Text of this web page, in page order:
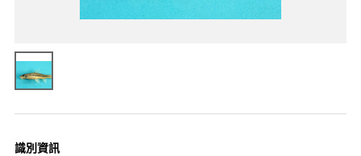
識別資訊